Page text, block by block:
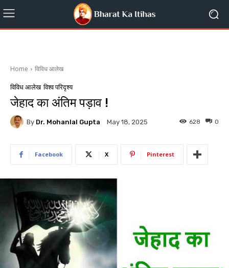
Home विविध आलेख
विविध आलेख विश्व परिदृश्य
जेहाद का अंतिम पड़ाव !
By Dr. Mohanlal Gupta May 18, 2025 0
628
Facebook X Pinterest